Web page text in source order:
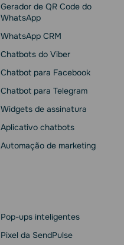
Gerador de QR Code do
WhatsApp
WhatsApp CRM
Chatbots do Viber
Chatbot para Facebook
Chatbot para Telegram
Widgets de assinatura
Aplicativo chatbots
Automação de marketing
Pop-ups inteligentes
Pixel da SendPulse